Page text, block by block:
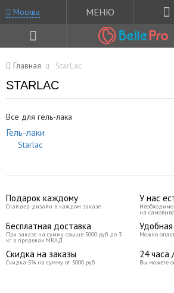
Москва МЕНЮ
Главная StarLac
STARLAC
Все для гель-лака
Гель-лаки
Starlac
Подарок каждому
Слайдер-дизайн в каждом заказе
У нас
Необходимо
на
Бесплатная доставка
При заказе на сумму свыше 5000 руб до 3
кг в пределах МКАД
Можно
Скидка на заказы
Скидка 5% на сумму от 5000 руб
24 часа
Вы можете